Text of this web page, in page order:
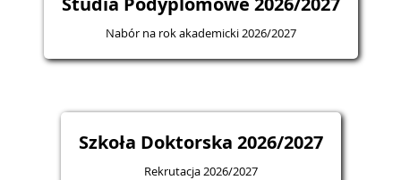
Nabór na rok akademicki 2026/2027
Szkoła Doktorska 2026/2027
Rekrutacja 2026/2027